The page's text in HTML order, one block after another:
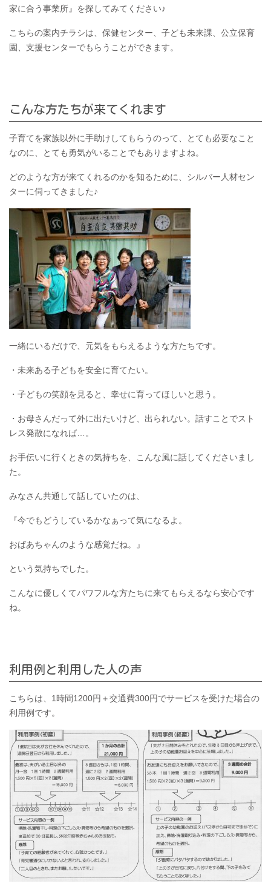
家に合う事業所』を探してみてください♪
こちらの案内チラシは、保健センター、子ども未来課、公立保育
園、支援センターでもらうことができます。
こんな方たちが来てくれます
子育てを家族以外に手助けしてもらうのって、とても必要なこと
なのに、とても勇気がいることでもありますよね。
どのような方が来てくれるのかを知るために、シルバー人材セン
ターに伺ってきました♪
一緒にいるだけで、元気をもらえるような方たちです。
・未来ある子どもを安全に育てたい。
・子どもの笑顔を見ると、幸せに育ってほしいと思う。
・お母さんだって外に出たいけど、出られない。話すことでスト
レス発散になれば…。
お手伝いに行くときの気持ちを、こんな風に話してくださいまし
た。
みなさん共通して話していたのは、
『今でもどうしているかなぁって気になるよ。
おばあちゃんのような感覚だね。』
という気持ちでした。
こんなに優しくてパワフルな方たちに来てもらえるなら安心です
ね。
利用例と利用した人の声
こちらは、1時間1200円＋交通費300円でサービスを受けた場合の
利用例です。